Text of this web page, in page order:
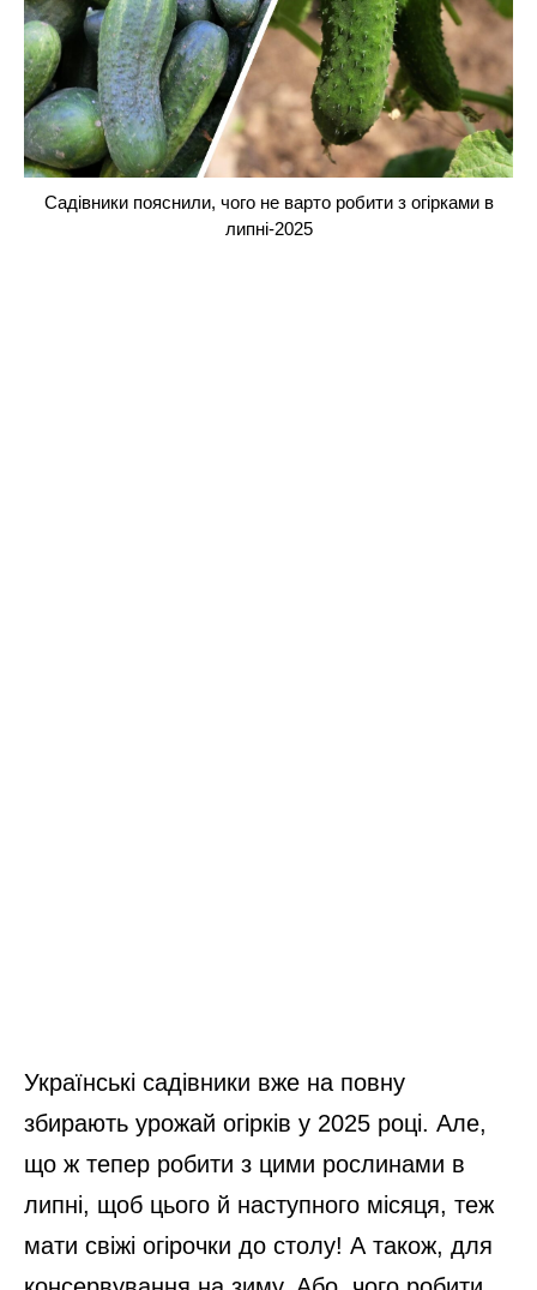
Садівники пояснили, чого не варто робити з огірками в
липні-2025
Українські садівники вже на повну
збирають урожай огірків у 2025 році. Але,
що ж тепер робити з цими рослинами в
липні, щоб цього й наступного місяця, теж
мати свіжі огірочки до столу! А також, для